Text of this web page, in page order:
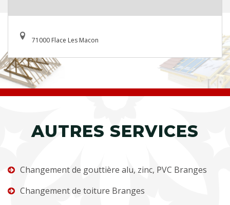
71000 Flace Les Macon
AUTRES SERVICES
Changement de gouttière alu, zinc, PVC Branges
Changement de toiture Branges